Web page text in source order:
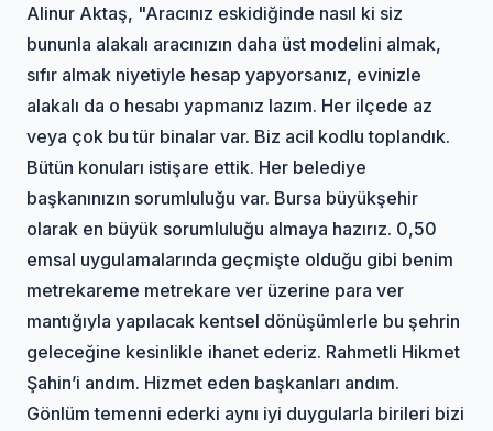
Alinur Aktaş, "Aracınız eskidiğinde nasıl ki siz
bununla alakalı aracınızın daha üst modelini almak,
sıfır almak niyetiyle hesap yapyorsanız, evinizle
alakalı da o hesabı yapmanız lazım. Her ilçede az
veya çok bu tür binalar var. Biz acil kodlu toplandık.
Bütün konuları istişare ettik. Her belediye
başkanınızın sorumluluğu var. Bursa büyükşehir
olarak en büyük sorumluluğu almaya hazırız. 0,50
emsal uygulamalarında geçmişte olduğu gibi benim
metrekareme metrekare ver üzerine para ver
mantığıyla yapılacak kentsel dönüşümlerle bu şehrin
geleceğine kesinlikle ihanet ederiz. Rahmetli Hikmet
Şahin’i andım. Hizmet eden başkanları andım.
Gönlüm temenni ederki aynı iyi duygularla birileri bizi